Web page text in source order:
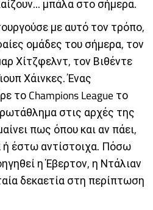
με αυτό τον τρόπο,
ομάδες του σήμερα, τον
Χίτζφελντ, τον Βιθέντε
Χάινκες. Ένας
το Champions League το
στις αρχές της
πως όπου και αν πάει,
ή έστω αντίστοιχα. Πόσω
η Έβερτον, η Ντάλιαν
δεκαετία στη περίπτωση